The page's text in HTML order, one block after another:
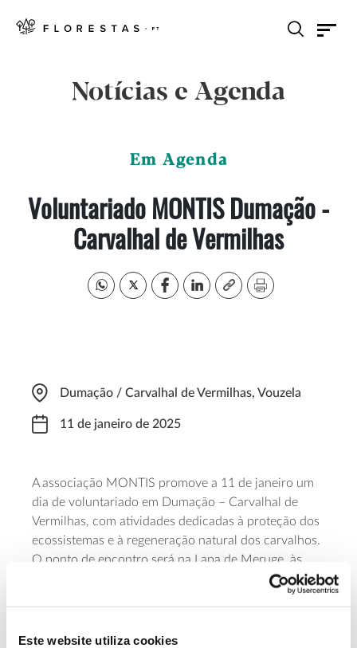
Este website utiliza cookies
Notícias e Agenda
Em Agenda
Voluntariado MONTIS Dumação -
Carvalhal de Vermilhas
Dumação / Carvalhal de Vermilhas, Vouzela
11 de janeiro de 2025
A associação MONTIS promove a 11 de janeiro um
dia de voluntariado em Dumação – Carvalhal de
Vermilhas, com atividades dedicadas à proteção dos
ecossistemas e à regeneração natural dos carvalhos.
O ponto de encontro será na Lapa de Meruge, às
9:30 e a iniciativa decorre até às 17 horas. A
participação requer inscrição até dia 10 de janeiro
data de nascimento e cartão de cidadão para efeitos